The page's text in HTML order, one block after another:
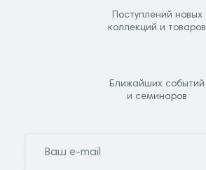
Поступлений новых
коллекций и товаров
Ближайших событий
и семинаров